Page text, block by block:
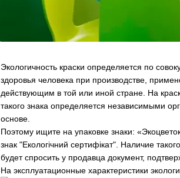
Экологичность краски определяется по
здоровья человека при производстве,
действующим в той или иной стране. На
такого знака определяется независимыми
основе.
Поэтому ищите на упаковке знаки:
знак "Екологічний сертифікат". Наличие
будет спросить у продавца документ,
На эксплуатационные характеристики